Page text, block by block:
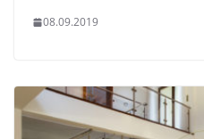
08.09.2019